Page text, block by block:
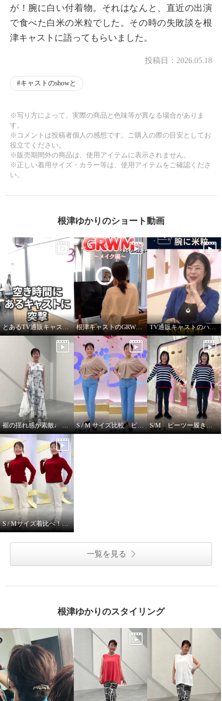
が！腕に白い付着物。それはなんと、直近の出演
で食べた白米の米粒でした。その時の失敗談を根
津キャストに語ってもらいました。
投稿日： 2026.05.18
キャストのshowと
※写り方によって、実際の商品と色味等が異なる場合がありま
す。
※コメントは投稿者個人の感想です。ご購入の際の目安としてお
役立てください。
※販売期間外の商品は、使用アイテムに表示されません。
※正しい着用サイズ・カラー等は、使用アイテムをご確認くださ
い。
根津ゆかりのショート動画
とあるTV通販キャストの髪型 根津キャストのGRWM～バブルファンデ紹介します！ TV通販キャストのハプニング！ ジュエリー販売中に腕に米粒！？
裾の揺れ感が素敵♩ ハヤマブリーズ ワンピース S / M サイズ比較 ピーツー S/M ピーツー履き比べ
S / Mサイズ着比べ！ モカサンジュンコシマダ
一覧を見る
根津ゆかりのスタイリング